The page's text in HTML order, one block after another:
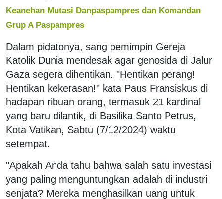
Keanehan Mutasi Danpaspampres dan Komandan
Grup A Paspampres
Dalam pidatonya, sang pemimpin Gereja
Katolik Dunia mendesak agar genosida di Jalur
Gaza segera dihentikan. "Hentikan perang!
Hentikan kekerasan!" kata Paus Fransiskus di
hadapan ribuan orang, termasuk 21 kardinal
yang baru dilantik, di Basilika Santo Petrus,
Kota Vatikan, Sabtu (7/12/2024) waktu
setempat.
"Apakah Anda tahu bahwa salah satu investasi
yang paling menguntungkan adalah di industri
senjata? Mereka menghasilkan uang untuk